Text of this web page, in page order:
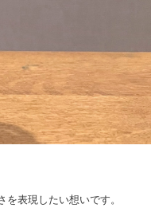
表現したい想いです。